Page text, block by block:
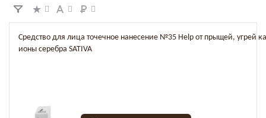
Средство для лица точечное нанесение №35 Help от прыщей, угрей
ионы серебра SATIVA